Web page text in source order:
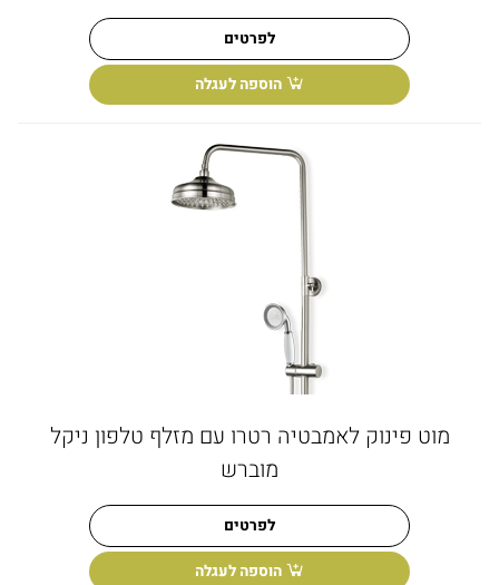
לפרטים
הוספה לעגלה
מוט פינוק לאמבטיה רטרו עם מזלף טלפון ניקל
מוברש
לפרטים
הוספה לעגלה